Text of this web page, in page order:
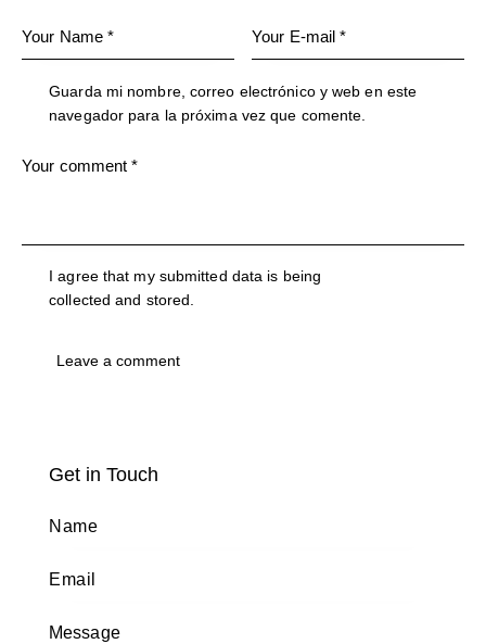
Guarda mi nombre, correo electrónico y web en este
navegador para la próxima vez que comente.
I agree that my submitted data is being
collected and stored.
Get in Touch